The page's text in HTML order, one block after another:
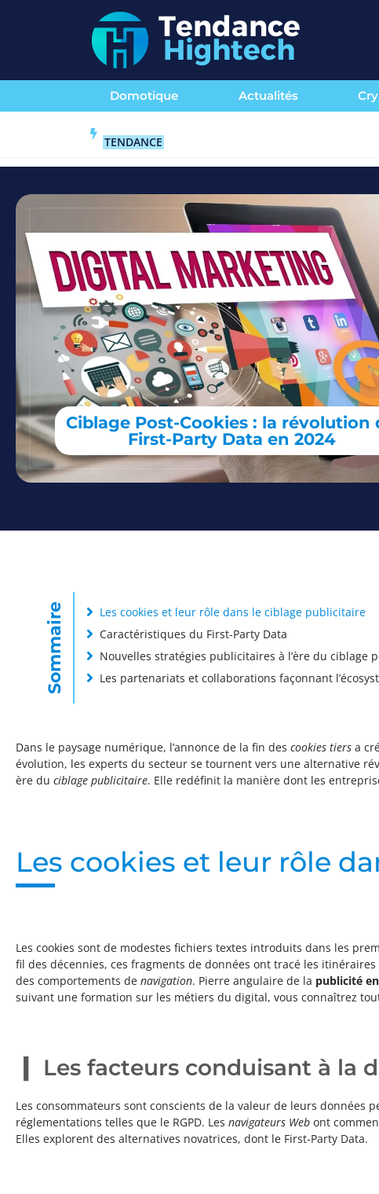
Domotique Actualités
TENDANCE
Ciblage Post-Cookies : la révolution
First-Party Data en 2024
Sommaire
Les cookies et leur rôle dans le ciblage publicitaire
Caractéristiques du First-Party Data
Nouvelles stratégies publicitaires à l’ère du ciblage
Les partenariats et collaborations façonnant
Dans le paysage numérique, l’annonce de la fin des cookies tiers a
évolution, les experts du secteur se tournent vers une alternative
ère du ciblage publicitaire. Elle redéfinit la manière dont les
Les cookies et leur rôle
Les cookies sont de modestes fichiers textes introduits dans les
fil des décennies, ces fragments de données ont tracé les itinéraires
des comportements de navigation. Pierre angulaire de la publicité
suivant une formation sur les métiers du digital, vous connaîtrez
Les facteurs conduisant à la
Les consommateurs sont conscients de la valeur de leurs
réglementations telles que le RGPD. Les navigateurs Web ont
Elles explorent des alternatives novatrices, dont le First-Party Data.